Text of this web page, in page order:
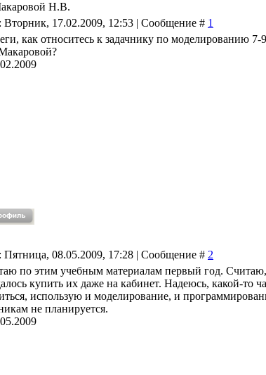
Н.В.
Вторник, 17.02.2009, 12:53 | Сообщение # 1
как относитесь к задачнику по моделированию
Пятница, 08.05.2009, 17:28 | Сообщение # 2
по этим учебным материалам первый год.
купить их даже на кабинет. Надеюсь, какой-то
использую и моделирование, и
не планируется.